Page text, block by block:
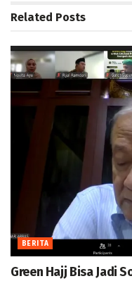
Related Posts
BERITA
Green Hajj Bisa Jadi